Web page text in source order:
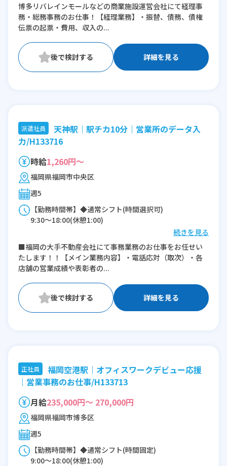
※残業：15〜20時間程度/月
博多リバレインモールなどの商業施設運営会社にて経理事
務・総務事務のお仕事！【経理業務】・振替、債務、債権
伝票の起票・費用、収入の...
詳細を見る
派遣社員
天神駅｜駅チカ10分｜営業所のデータ入
力/H133716
時給1,260円～
福岡県福岡市中央区
週5
【勤務時間帯】◆通常シフト(時間選択可)
9:30〜18:00(休憩1:00)
続きを見る
■福岡の大手不動産会社にて事務業務のお仕事をお任せい
たします！！【メイン業務内容】・電話応対（取次）・各
店舗の営業成績や表彰者の...
詳細を見る
正社員
福岡空港駅｜オフィスワークデビュー応援
｜営業事務のお仕事/H133713
月給235,000円～ 270,000円
福岡県福岡市博多区
週5
【勤務時間帯】◆通常シフト(時間固定)
9:00〜18:00(休憩1:00)